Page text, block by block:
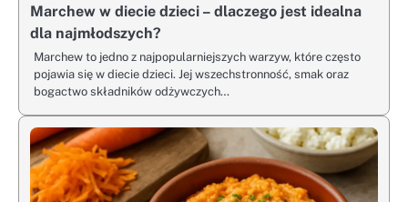
Marchew w diecie dzieci – dlaczego jest idealna
dla najmłodszych?
Marchew to jedno z najpopularniejszych warzyw, które często
pojawia się w diecie dzieci. Jej wszechstronność, smak oraz
bogactwo składników odżywczych…